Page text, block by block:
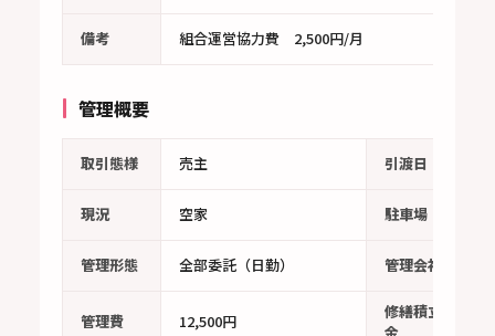
備考 組合運営協力費 2,500円/月
管理概要
取引態様 売主 引渡日
現況 空家 駐車場
管理形態 全部委託（日勤） 管理会社
管理費 12,500円
修繕積立